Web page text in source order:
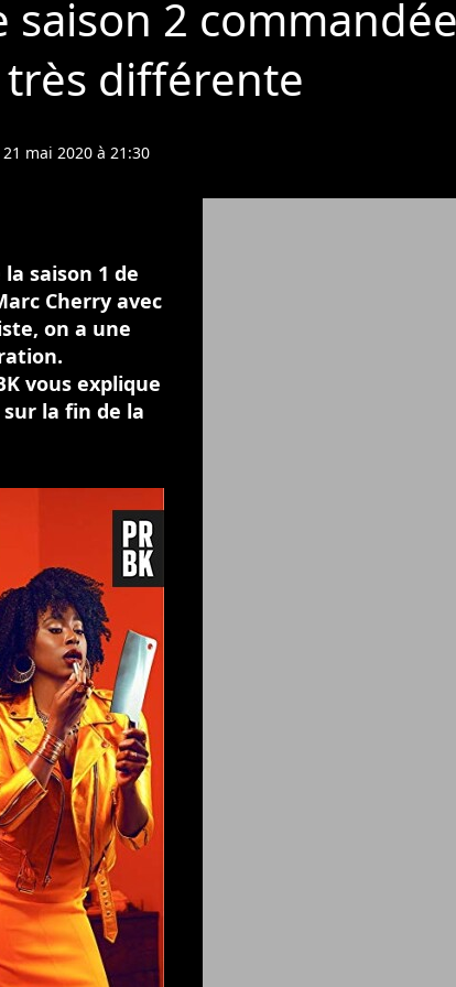
saison 2 commandée
très différente
mai 2020 à 21:30
saison 1 de
Cherry avec
on a une
vous explique
la fin de la